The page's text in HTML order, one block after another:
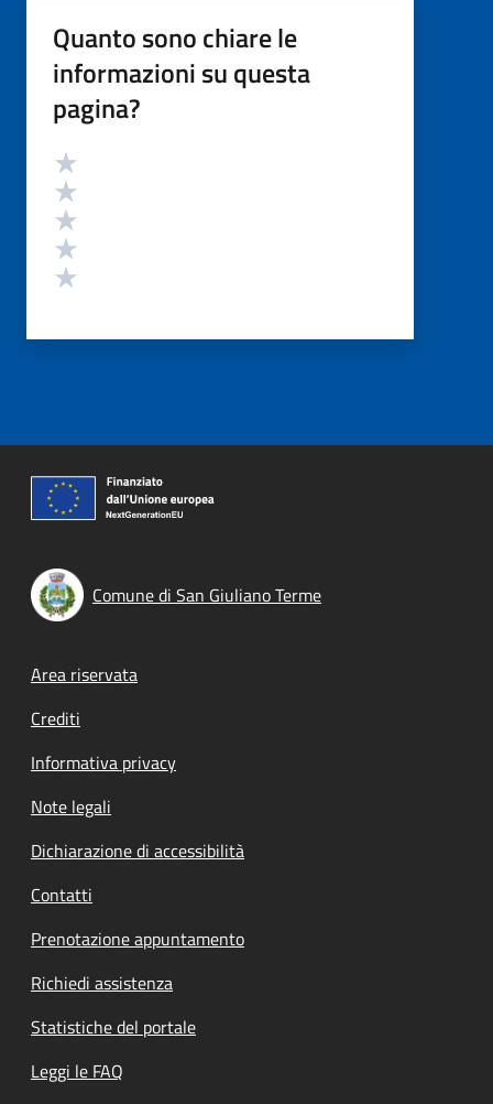
Quanto sono chiare le
informazioni su questa
pagina?
Valutazione
Comune di San Giuliano Terme
Footer menu
Area riservata
Crediti
Informativa privacy
Note legali
Dichiarazione di accessibilità
Contatti
Prenotazione appuntamento
Richiedi assistenza
Statistiche del portale
Leggi le FAQ